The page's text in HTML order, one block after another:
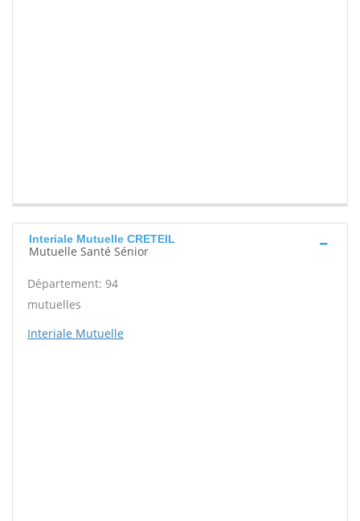
Interiale Mutuelle CRETEIL
Mutuelle Santé Sénior
Département: 94
mutuelles
Interiale Mutuelle